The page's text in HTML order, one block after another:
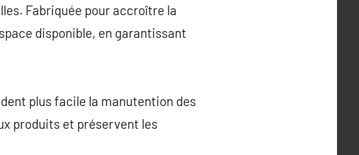
Fabriquée pour accroître la
disponible, en garantissant
plus facile la manutention des
produits et préservent les